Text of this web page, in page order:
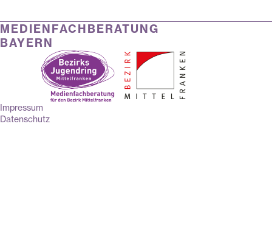
MEDIENFACHBERATUNG
BAYERN
Impressum
Datenschutz